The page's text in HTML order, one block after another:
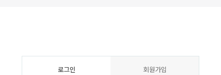
로그인 회원가입